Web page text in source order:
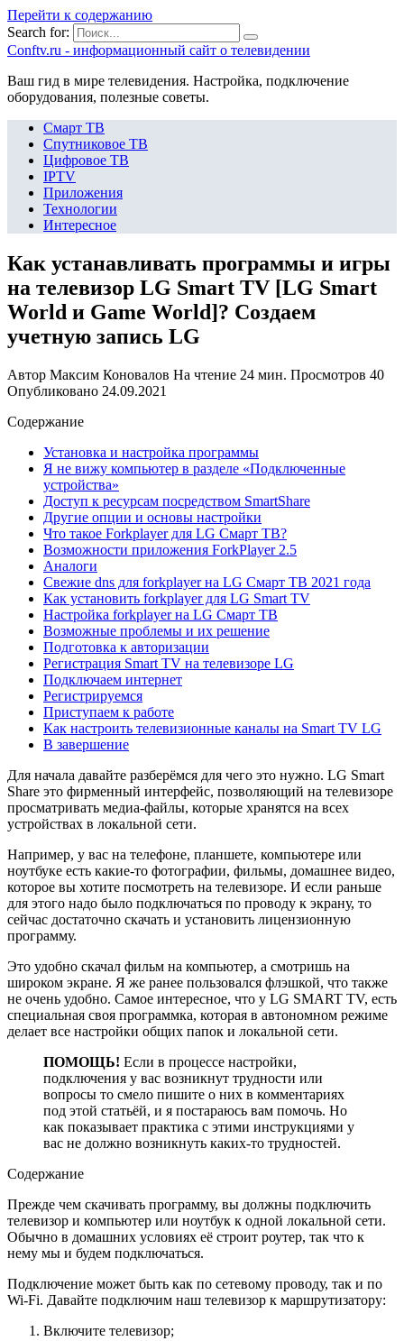
Перейти к содержанию
Search for:
Сonftv.ru - информационный сайт о телевидении
Ваш гид в мире телевидения. Настройка, подключение
оборудования, полезные советы.
Смарт ТВ
Спутниковое ТВ
Цифровое ТВ
IPTV
Приложения
Технологии
Интересное
Как устанавливать программы и игры
на телевизор LG Smart TV [LG Smart
World и Game World]? Создаем
учетную запись LG
Автор Максим Коновалов На чтение 24 мин. Просмотров 40
Опубликовано 24.09.2021
Содержание
Установка и настройка программы
Я не вижу компьютер в разделе «Подключенные
устройства»
Доступ к ресурсам посредством SmartShare
Другие опции и основы настройки
Что такое Forkplayer для LG Смарт ТВ?
Возможности приложения ForkPlayer 2.5
Аналоги
Свежие dns для forkplayer на LG Смарт ТВ 2021 года
Как установить forkplayer для LG Smart TV
Настройка forkplayer на LG Смарт ТВ
Возможные проблемы и их решение
Подготовка к авторизации
Регистрация Smart TV на телевизоре LG
Подключаем интернет
Регистрируемся
Приступаем к работе
Как настроить телевизионные каналы на Smart TV LG
В завершение
Для начала давайте разберёмся для чего это нужно. LG Smart
Share это фирменный интерфейс, позволяющий на телевизоре
просматривать медиа-файлы, которые хранятся на всех
устройствах в локальной сети.
Например, у вас на телефоне, планшете, компьютере или
ноутбуке есть какие-то фотографии, фильмы, домашнее видео,
которое вы хотите посмотреть на телевизоре. И если раньше
для этого надо было подключаться по проводу к экрану, то
сейчас достаточно скачать и установить лицензионную
программу.
Это удобно скачал фильм на компьютер, а смотришь на
широком экране. Я же ранее пользовался флэшкой, что также
не очень удобно. Самое интересное, что у LG SMART TV, есть
специальная своя программка, которая в автономном режиме
делает все настройки общих папок и локальной сети.
ПОМОЩЬ! Если в процессе настройки,
подключения у вас возникнут трудности или
вопросы то смело пишите о них в комментариях
под этой статьёй, и я постараюсь вам помочь. Но
как показывает практика с этими инструкциями у
вас не должно возникнуть каких-то трудностей.
Содержание
Прежде чем скачивать программу, вы должны подключить
телевизор и компьютер или ноутбук к одной локальной сети.
Обычно в домашних условиях её строит роутер, так что к
нему мы и будем подключаться.
Подключение может быть как по сетевому проводу, так и по
Wi-Fi. Давайте подключим наш телевизор к маршрутизатору:
Включите телевизор;